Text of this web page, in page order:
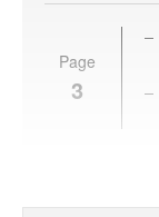
Page
3